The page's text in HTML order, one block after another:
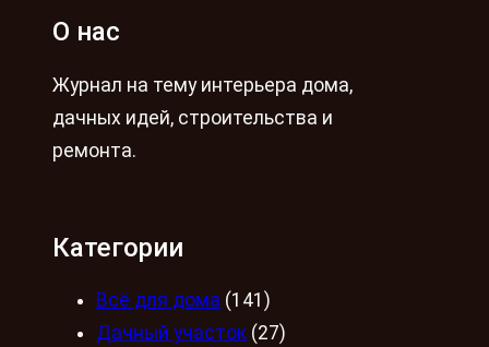
О нас
Журнал на тему интерьера дома,
дачных идей, строительства и
ремонта.
Категории
Всё для дома (141)
Дачный участок (27)